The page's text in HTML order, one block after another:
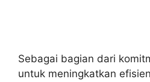
Sebagai bagian dari
untuk meningkatkan